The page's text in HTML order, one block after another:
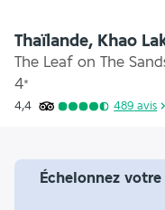
Thaïlande, Khao
The Leaf on The
4*
4,4 489 avis
Échelonnez